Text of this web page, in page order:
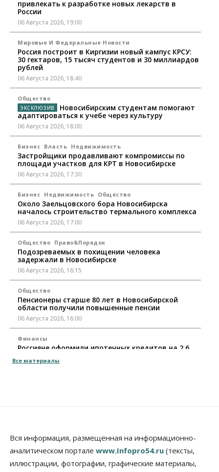
привлекать к разработке новых лекарств в
России
06 Августа 2026, 19:00
Мировые И Федеральные Новости
Россия построит в Киргизии новый кампус КРСУ:
30 гектаров, 15 тысяч студентов и 30 миллиардов
рублей
06 Августа 2026, 18:40
Общество
Новосибирским студентам помогают
адаптироваться к учебе через культуру
06 Августа 2026, 18:00
Бизнес Власть Недвижимость
Застройщики продавливают компромиссы по
площади участков для КРТ в Новосибирске
06 Августа 2026, 17:30
Бизнес Недвижимость Общество
Около Заельцовского бора Новосибирска
началось строительство термального комплекса
06 Августа 2026, 17:00
Общество Право&Порядок
Подозреваемых в похищении человека
задержали в Новосибирске
06 Августа 2026, 16:15
Общество
Пенсионеры старше 80 лет в Новосибирской
области получили повышенные пенсии
06 Августа 2026, 16:00
Финансы
Россияне оформили ипотечных кредитов на 2,6
06 Августа 2026, 15:53
Бизнес
Правительство России продлило разрешение на
выпуск бензина «Евро-3»
06 Августа 2026, 14:00
Все материалы
Вся информация, размещенная на информационно-
аналитическом портале www.Infopro54.ru (тексты,
иллюстрации, фотографии, графические материалы,